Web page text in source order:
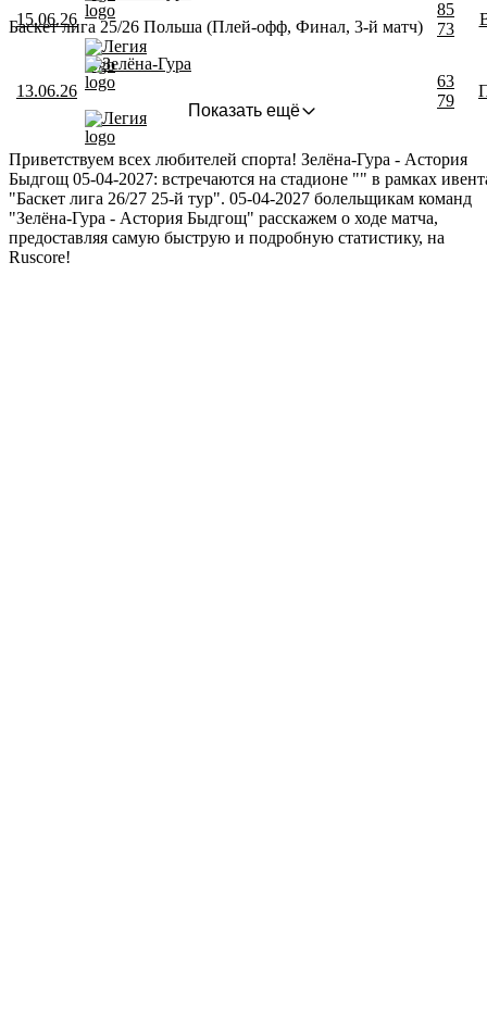
15.06.26
Легия
85
73
Баскет лига 25/26 Польша (Плей-офф, Финал, 3-й матч)
13.06.26
Зелёна-Гура
Легия
63
79
Показать ещё
Приветствуем всех любителей спорта! Зелёна-Гура - Астория
Быдгощ 05-04-2027: встречаются на стадионе "" в рамках
"Баскет лига 26/27 25-й тур". 05-04-2027 болельщикам команд
"Зелёна-Гура - Астория Быдгощ" расскажем о ходе матча,
предоставляя самую быструю и подробную статистику, на
Ruscore!